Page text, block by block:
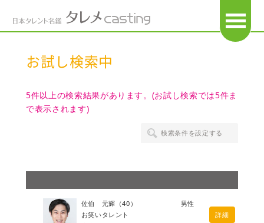
お試し検索中
5件以上の検索結果があります。(お試し検索では5件ま
で表示されます)
検索条件を設定する
佐伯 元輝 （40）
男性
お笑いタレント
詳細